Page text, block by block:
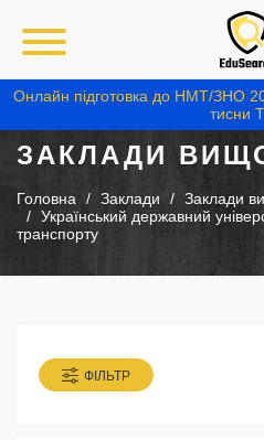
Онлайн підготовка до НМТ/ЗНО
тисни
ЗАКЛАДИ
Головна Заклади Заклади
Український державний
транспорту
ФІЛЬТР